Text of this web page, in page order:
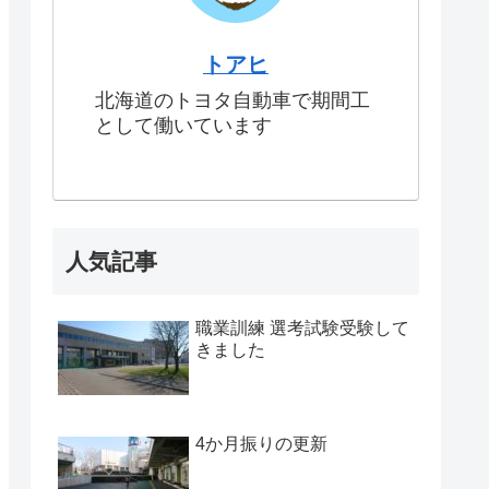
トアヒ
北海道のトヨタ自動車で期間工
として働いています
人気記事
職業訓練 選考試験受験して
きました
4か月振りの更新